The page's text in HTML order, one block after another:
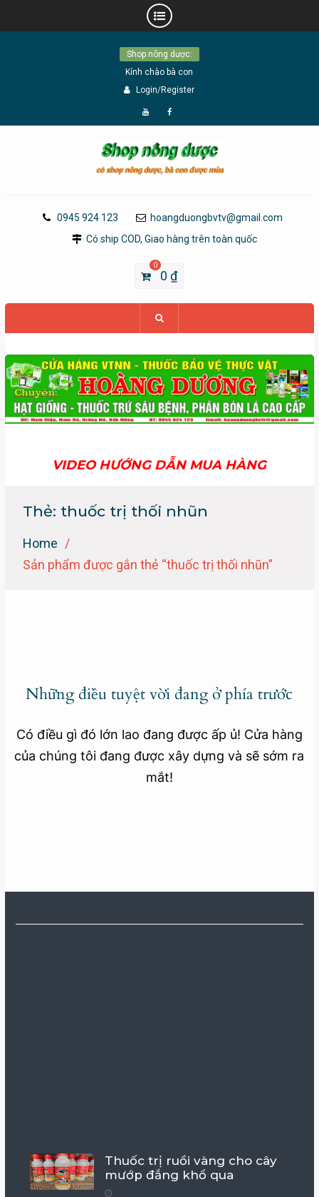
Shop nông dược:
Kính chào bà con
Login/Register
Đăng
YouTube
Page
0945 924 123
hoangduongbvtv@gmail.com
Có ship COD, Giao hàng trên toàn quốc
0
0₫
VIDEO HƯỚNG DẪN MUA HÀNG
Thẻ: thuốc trị thối nhũn
Home
Sản phẩm được gắn thẻ “thuốc trị thối nhũn”
Những điều tuyệt vời đang ở phía trước
Có điều gì đó lớn lao đang được ấp ủ! Cửa hàng
của chúng tôi đang được xây dựng và sẽ sớm ra
mắt!
Thuốc trị ruồi vàng cho cây
mướp đắng khổ qua